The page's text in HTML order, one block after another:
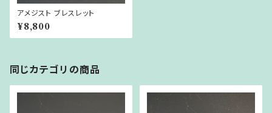
アメジスト ブレスレット
¥8,800
同じカテゴリの商品